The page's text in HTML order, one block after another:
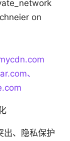
on
、
出、隐私保护